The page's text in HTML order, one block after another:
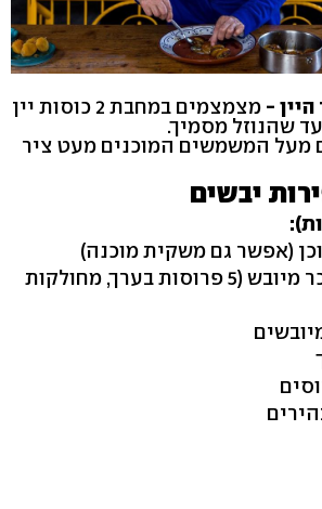
- מצמצמים במחבת 2 כוסות יין
שהנוזל מסמיך.
מעל המשמשים המוכנים מעט ציר
יבשים
200 גר' אננס מסוכר מיובש (5 פרוסות בערך, מחולקות